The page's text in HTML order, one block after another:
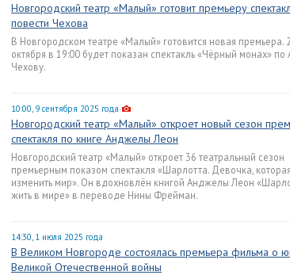
Новгородский театр «Малый» готовит премьеру
повести Чехова
В Новгородском театре «Малый» готовится новая премьера.
октября в 19:00 будет показан спектакль «Чёрный монах» по
Чехову.
10:00, 9 сентября 2025 года
Новгородский театр «Малый» откроет новый сезон
спектакля по книге Анджелы Леон
Новгородский театр «Малый» откроет 36 театральный сезон
премьерным показом спектакля «Шарлотта. Девочка,
изменить мир». Он вдохновлён книгой Анджелы Леон
жить в мире» в переводе Нины Фрейман.
14:30, 1 июля 2025 года
В Великом Новгороде состоялась премьера фильма о
Великой Отечественной войны